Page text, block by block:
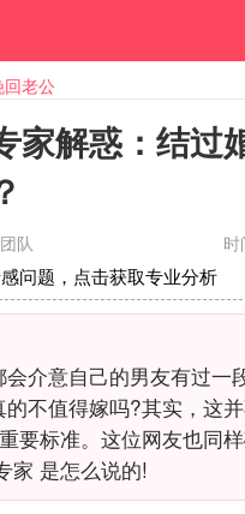
回老公
家解惑：结过
队
问题，点击获取专业分析
介意自己的男友有过一
不值得嫁吗?其实，这
要标准。这位网友也同
家 是怎么说的!